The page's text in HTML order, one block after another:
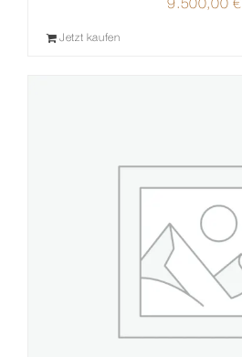
9.500,00€
Jetzt kaufen